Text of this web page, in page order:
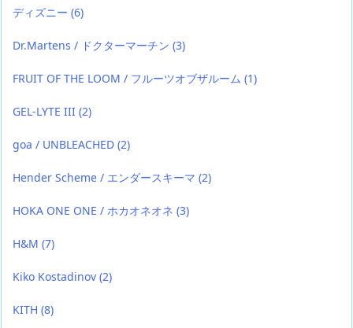
ディズニー (6)
Dr.Martens / ドクターマーチン (3)
FRUIT OF THE LOOM / フルーツオブザルーム (1)
GEL-LYTE III (2)
goa / UNBLEACHED (2)
Hender Scheme / エンダースキーマ (2)
HOKA ONE ONE / ホカオネオネ (3)
H&M (7)
Kiko Kostadinov (2)
KITH (8)